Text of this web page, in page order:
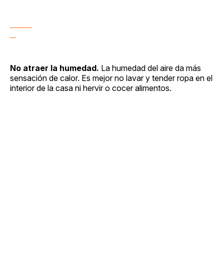
No atraer la humedad. La humedad del aire da más
sensación de calor. Es mejor no lavar y tender ropa en el
interior de la casa ni hervir o cocer alimentos.